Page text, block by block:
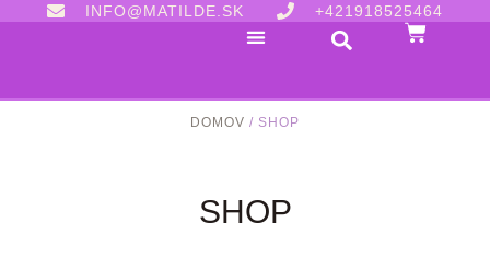
INFO@MATILDE.SK +421918525464
DOMOV / SHOP
SHOP